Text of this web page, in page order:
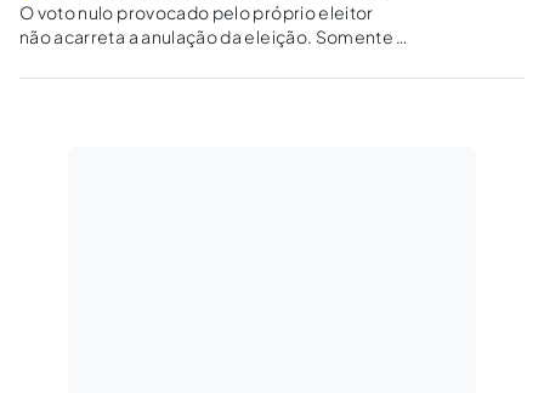
O voto nulo provocado pelo próprio eleitor
não acarreta a anulação da eleição. Somente o
maioria dos votos é capaz de ocasionar nova